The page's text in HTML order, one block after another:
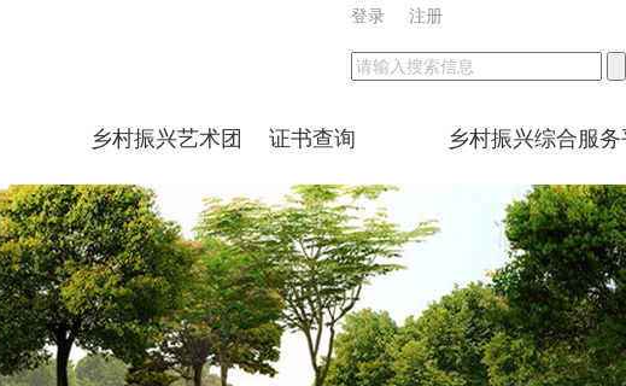
登录 注册
乡村振兴艺术团 证书查询 乡村振兴综合服